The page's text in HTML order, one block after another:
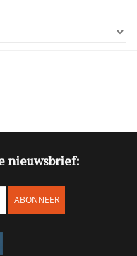
nieuwsbrief:
ABONNEER